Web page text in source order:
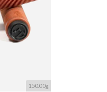
150.00g